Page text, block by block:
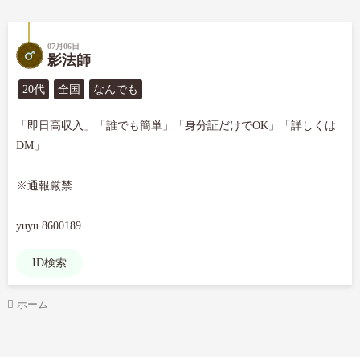
07月06日
影法師
20代 全国 なんでも
「即日高収入」「誰でも簡単」「身分証だけでOK」「詳しくは
DM」
※通報厳禁
yuyu.8600189
ID検索
ホーム